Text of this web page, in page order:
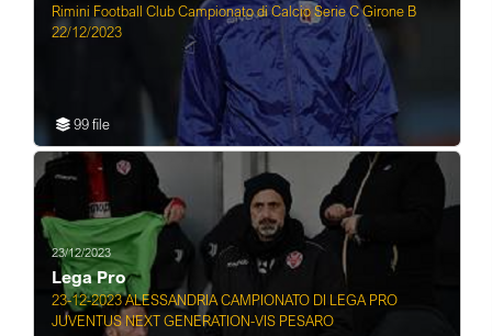
Rimini Football Club Campionato di Calcio Serie C Girone B
22/12/2023
99 file
23/12/2023
Lega Pro
23-12-2023 ALESSANDRIA CAMPIONATO DI LEGA PRO
JUVENTUS NEXT GENERATION-VIS PESARO